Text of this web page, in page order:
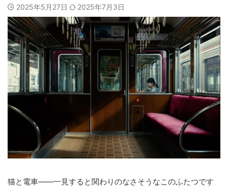
2025年5月27日 2025年7月3日
猫と電車――一見すると関わりのなさそうなこのふたつです